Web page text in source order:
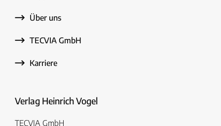
Über uns
TECVIA GmbH
Karriere
Verlag Heinrich Vogel
TECVIA GmbH